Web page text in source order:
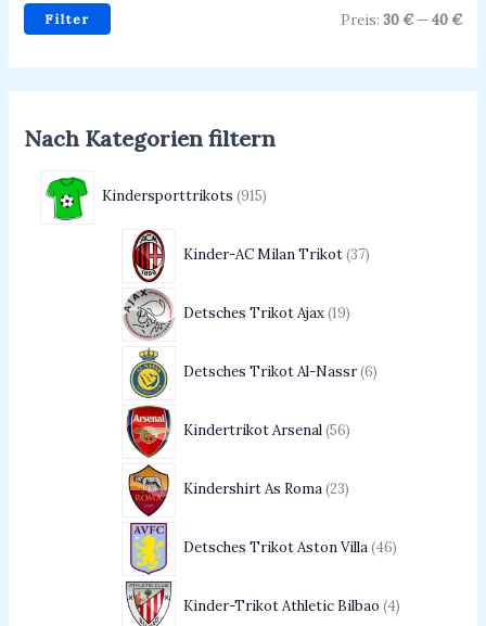
Filter Preis: 30 €— 40 €
Nach Kategorien filtern
Kindersporttrikots 915
Kinder-AC Milan Trikot 37
Detsches Trikot Ajax 19
Detsches Trikot Al-Nassr 6
Kindertrikot Arsenal 56
Kindershirt As Roma 23
Detsches Trikot Aston Villa 46
Kinder-Trikot Athletic Bilbao 4